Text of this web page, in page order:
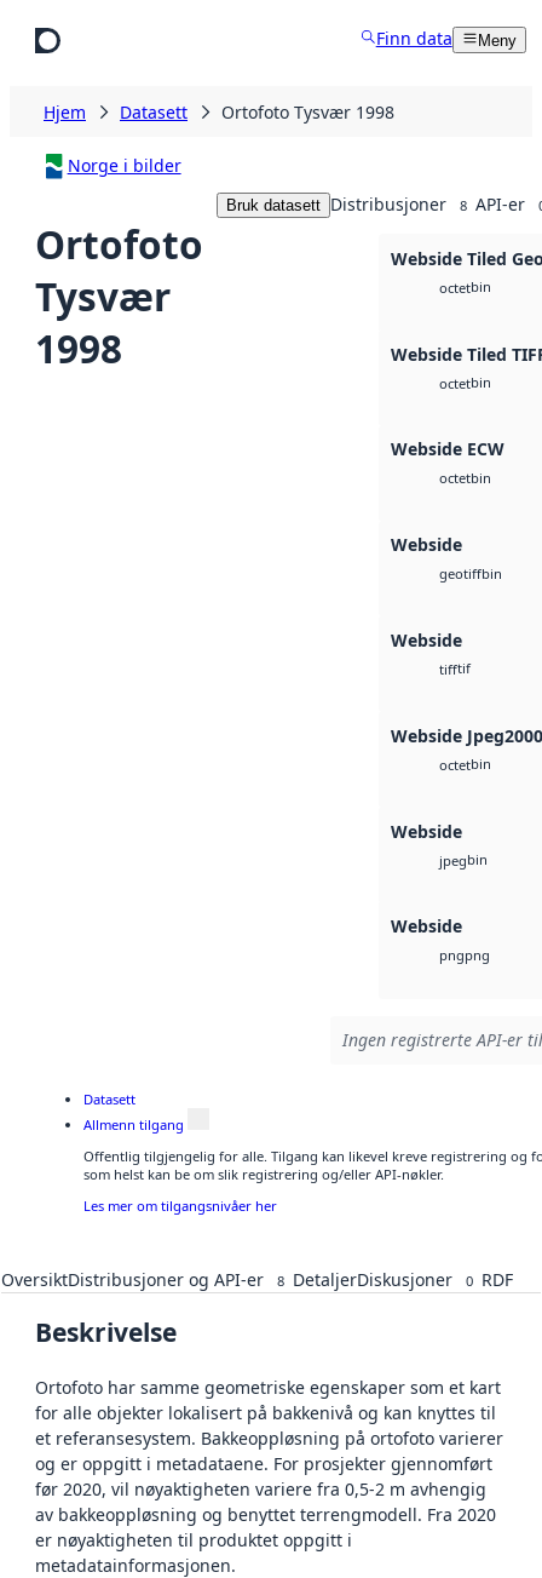
Finn data Meny
Hjem Datasett Ortofoto Tysvær 1998
Norge i bilder
Ortofoto
Tysvær
1998
Bruk datasett Distribusjoner 8 API-er
Webside Tiled
octetbin
Webside Tiled
octetbin
Webside ECW
octetbin
Webside
geotiffbin
Webside
tifftif
Webside Jpeg2000
octetbin
Webside
jpegbin
Webside
pngpng
Ingen registrerte API-er
Datasett
Allmenn tilgang
Offentlig tilgjengelig for alle. Tilgang kan likevel kreve registrering og
som helst kan be om slik registrering og/eller API-nøkler.
Les mer om tilgangsnivåer her
OversiktDistribusjoner og API-er 8 DetaljerDiskusjoner 0 RDF
Beskrivelse
Ortofoto har samme geometriske egenskaper som et kart
for alle objekter lokalisert på bakkenivå og kan knyttes til
et referansesystem. Bakkeoppløsning på ortofoto varierer
og er oppgitt i metadataene. For prosjekter gjennomført
før 2020, vil nøyaktigheten variere fra 0,5-2 m avhengig
av bakkeoppløsning og benyttet terrengmodell. Fra 2020
er nøyaktigheten til produktet oppgitt i
metadatainformasjonen.